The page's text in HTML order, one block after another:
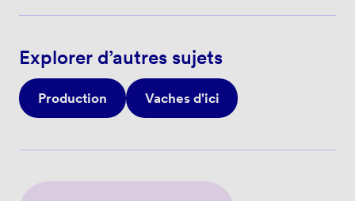
Explorer d’autres sujets
Production Vaches d'ici